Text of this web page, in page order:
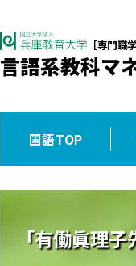
［専門職
言語系教科マ
国語TOP
「有働眞理子